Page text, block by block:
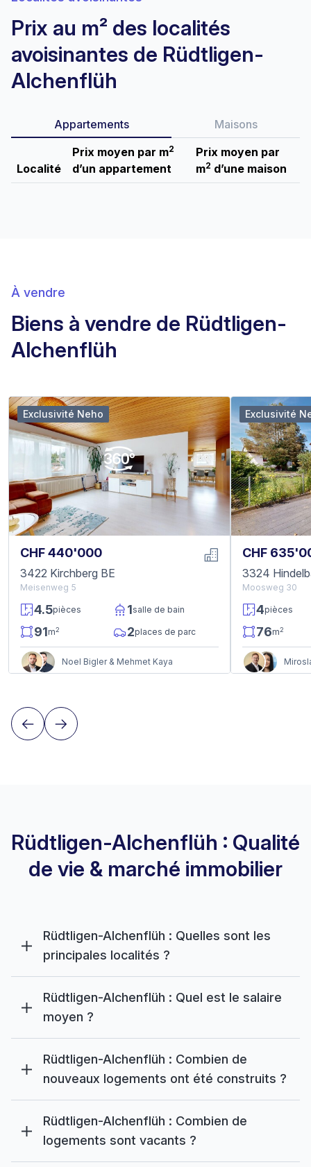
Prix au m² des localités
avoisinantes de Rüdtligen-
Alchenflüh
Appartements Maisons
Localité
Prix moyen par m2
d’un appartement
Prix moyen par
m2 d’une maison
À vendre
Biens à vendre de Rüdtligen-
Alchenflüh
CHF 440'000
3422 Kirchberg BE
Meisenweg 5
4.5pièces 1salle de bain
91m2 2places de parc
Noel Bigler & Mehmet Kaya
Exclusivité Neho
CHF
3324
Moosweg 30
4pièces
76m2
Exclusivité
Rüdtligen-Alchenflüh : Qualité
de vie & marché immobilier
Rüdtligen-Alchenflüh : Quelles sont les
principales localités ?
Rüdtligen-Alchenflüh : Quel est le salaire
moyen ?
Rüdtligen-Alchenflüh : Combien de
nouveaux logements ont été construits ?
Rüdtligen-Alchenflüh : Combien de
logements sont vacants ?